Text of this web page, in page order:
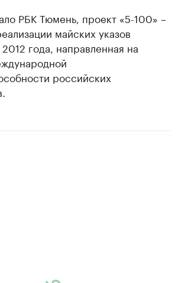
РБК Тюмень, проект «5-100» –
майских указов
года, направленная на
российских